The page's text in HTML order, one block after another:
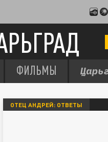
ФИЛЬМЫ
ОТЕЦ АНДРЕЙ: ОТВЕТЫ